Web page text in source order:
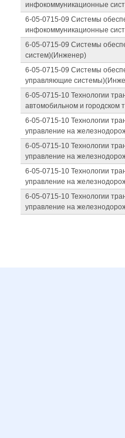
инфокоммуникационные
6-05-0715-09 Системы
инфокоммуникационные
6-05-0715-09 Системы
систем)(Инженер)
6-05-0715-09 Системы
управляющие
6-05-0715-10 Технологии
автомобильном и городском
6-05-0715-10 Технологии
управление на
6-05-0715-10 Технологии
управление на
6-05-0715-10 Технологии
управление на
6-05-0715-10 Технологии
управление на